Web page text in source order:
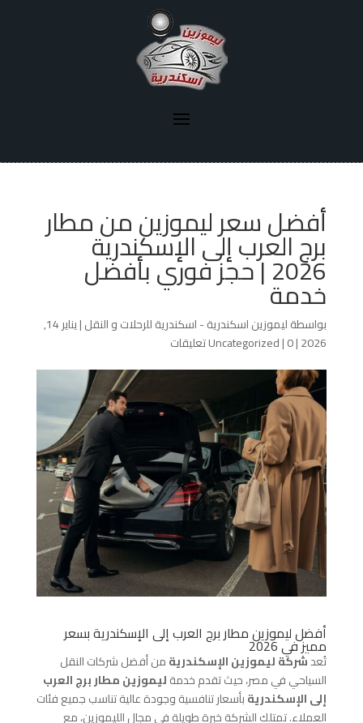
أفضل سعر ليموزين من مطار
برج العرب إلى الإسكندرية
2026 | حجز فوري بأفضل
خدمة
بواسطةليموزين اسكندرية - اسكندرية للرحلات و النقل|
يناير 14,
2026
|
Uncategorized|0 تعليقات
أفضل ليموزين مطار برج العرب إلى الإسكندرية بسعر
مميز في 2026
تُعدشركة ليموزين الإسكندريةمن أفضل شركات النقل
السياحي في مصر، حيث تقدم خدمةليموزين مطار برج العرب
إلى الإسكندريةبأسعار تنافسية وجودة عالية تناسب جميع فئات
العملاء. تمتلك الشركة خبرة طويلة في مجال الليموزين، مع